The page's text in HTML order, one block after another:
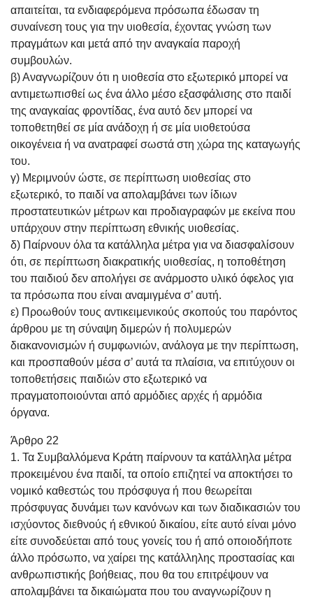
απαιτείται, τα ενδιαφερόμενα πρόσωπα έδωσαν τη
συναίνεση τους για την υιοθεσία, έχοντας γνώση των
πραγμάτων και μετά από την αναγκαία παροχή
συμβουλών.
β) Αναγνωρίζουν ότι η υιοθεσία στο εξωτερικό μπορεί να
αντιμετωπισθεί ως ένα άλλο μέσο εξασφάλισης στο παιδί
της αναγκαίας φροντίδας, ένα αυτό δεν μπορεί να
τοποθετηθεί σε μία ανάδοχη ή σε μία υιοθετούσα
οικογένεια ή να ανατραφεί σωστά στη χώρα της καταγωγής
του.
γ) Μεριμνούν ώστε, σε περίπτωση υιοθεσίας στο
εξωτερικό, το παιδί να απολαμβάνει των ίδιων
προστατευτικών μέτρων και προδιαγραφών με εκείνα που
υπάρχουν στην περίπτωση εθνικής υιοθεσίας.
δ) Παίρνουν όλα τα κατάλληλα μέτρα για να διασφαλίσουν
ότι, σε περίπτωση διακρατικής υιοθεσίας, η τοποθέτηση
του παιδιού δεν απολήγει σε ανάρμοστο υλικό όφελος για
τα πρόσωπα που είναι αναμιγμένα σ’ αυτή.
ε) Προωθούν τους αντικειμενικούς σκοπούς του παρόντος
άρθρου με τη σύναψη διμερών ή πολυμερών
διακανονισμών ή συμφωνιών, ανάλογα με την περίπτωση,
και προσπαθούν μέσα σ’ αυτά τα πλαίσια, να επιτύχουν οι
τοποθετήσεις παιδιών στο εξωτερικό να
πραγματοποιούνται από αρμόδιες αρχές ή αρμόδια
όργανα.
Άρθρο 22
1. Τα Συμβαλλόμενα Κράτη παίρνουν τα κατάλληλα μέτρα
προκειμένου ένα παιδί, τα οποίο επιζητεί να αποκτήσει το
νομικό καθεστώς του πρόσφυγα ή που θεωρείται
πρόσφυγας δυνάμει των κανόνων και των διαδικασιών του
ισχύοντος διεθνούς ή εθνικού δικαίου, είτε αυτό είναι μόνο
είτε συνοδεύεται από τους γονείς του ή από οποιοδήποτε
άλλο πρόσωπο, να χαίρει της κατάλληλης προστασίας και
ανθρωπιστικής βοήθειας, που θα του επιτρέψουν να
απολαμβάνει τα δικαιώματα που του αναγνωρίζουν η